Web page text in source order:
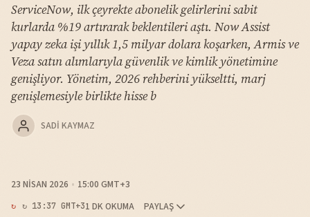
ServiceNow, ilk çeyrekte abonelik gelirlerini sabit
kurlarda %19 artırarak beklentileri aştı. Now Assist
yapay zeka işi yıllık 1,5 milyar dolara koşarken, Armis ve
Veza satın alımlarıyla güvenlik ve kimlik yönetimine
genişliyor. Yönetim, 2026 rehberini yükseltti, marj
genişlemesiyle birlikte hisse b
SADI KAYMAZ
23 NISAN 2026 15:00 GMT+3
↻ 13:37 GMT+31 DK OKUMA PAYLAŞ